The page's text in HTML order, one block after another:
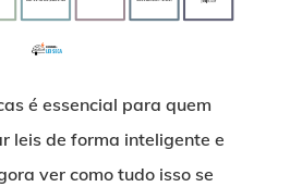
é essencial para quem
leis de forma inteligente e
ver como tudo isso se